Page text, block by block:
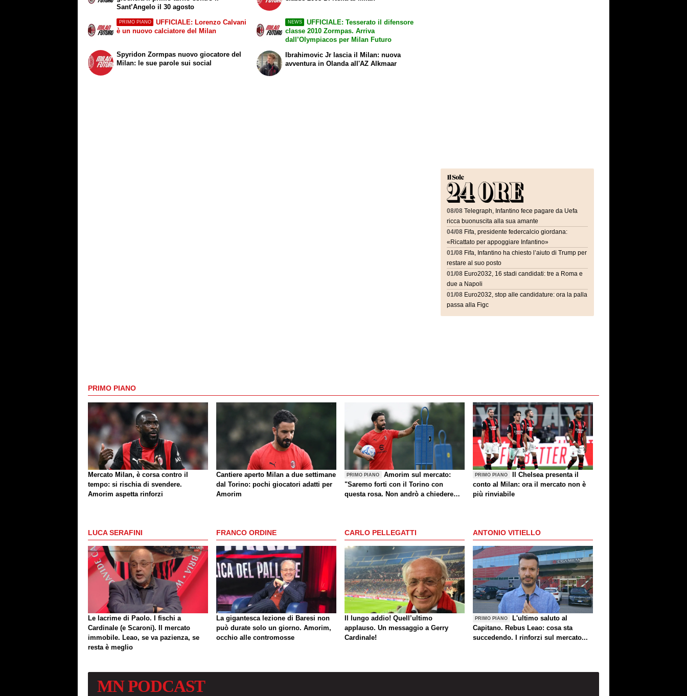
Sant’Angelo il 30 agosto
PRIMO PIANO
UFFICIALE: Lorenzo Calvani
è un nuovo calciatore del Milan
Spyridon Zormpas nuovo giocatore del
Milan: le sue parole sui social
NEWS
UFFICIALE: Tesserato il difensore
classe 2010 Zormpas. Arriva
dall’Olympiacos per Milan Futuro
Ibrahimovic Jr lascia il Milan: nuova
avventura in Olanda all'AZ Alkmaar
08/08 Telegraph, Infantino fece pagare da Uefa
ricca buonuscita alla sua amante
04/08 Fifa, presidente federcalcio giordana:
«Ricattato per appoggiare Infantino»
01/08 Fifa, Infantino ha chiesto l’aiuto di Trump per
restare al suo posto
01/08 Euro2032, 16 stadi candidati: tre a Roma e
due a Napoli
01/08 Euro2032, stop alle candidature: ora la palla
passa alla Figc
PRIMO PIANO
Mercato Milan, è corsa contro il
tempo: si rischia di svendere.
Amorim aspetta rinforzi
Cantiere aperto Milan a due settimane
dal Torino: pochi giocatori adatti per
Amorim
PRIMO PIANO
Amorim sul mercato:
"Saremo forti con il Torino con
questa rosa. Non andrò a chiedere
PRIMO PIANO
Il Chelsea presenta il
conto al Milan: ora il mercato non è
più rinviabile
LUCA SERAFINI
Le lacrime di Paolo. I fischi a
Cardinale (e Scaroni). Il mercato
immobile. Leao, se va pazienza, se
resta è meglio
FRANCO ORDINE
La gigantesca lezione di Baresi non
può durate solo un giorno. Amorim,
occhio alle contromosse
CARLO PELLEGATTI
Il lungo addio! Quell’ultimo
applauso. Un messaggio a Gerry
Cardinale!
ANTONIO VITIELLO
PRIMO PIANO
L'ultimo saluto al
Capitano. Rebus Leao: cosa sta
succedendo. I rinforzi sul mercato...
MNPODCAST